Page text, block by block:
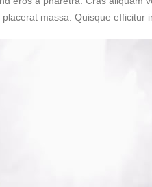
massa. Quisque efficitur